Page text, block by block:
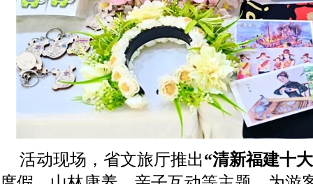
活动现场，省文旅厅推出“清新福建十